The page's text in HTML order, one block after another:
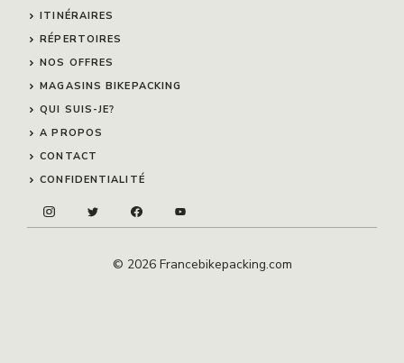
ITINÉRAIRES
RÉPERTOIRES
NOS OFFRES
MAGASINS BIKEPACKING
QUI SUIS-JE?
A PROPOS
CONTACT
CONFIDENTIALITÉ
© 2026 Francebikepacking.com